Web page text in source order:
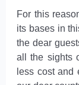
For this
its bases in
the dear
all the sights
less cost and